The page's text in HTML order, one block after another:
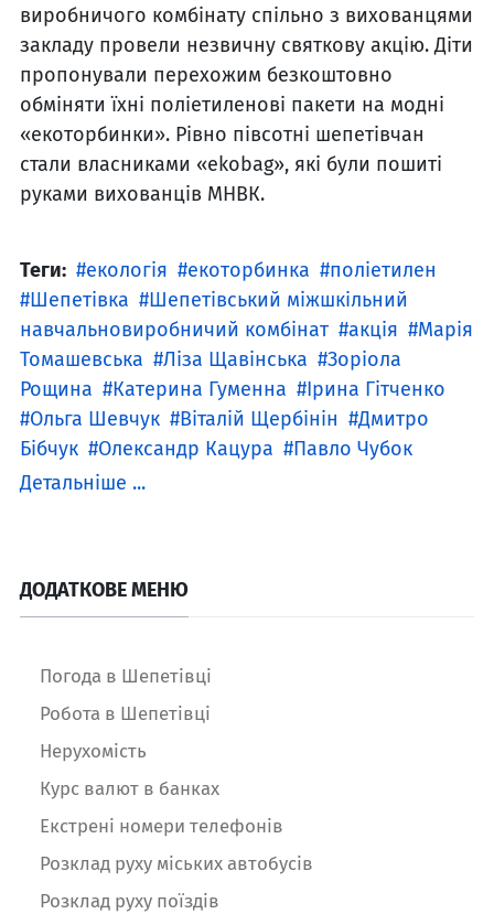
виробничого комбінату спільно з вихованцями
закладу провели незвичну святкову акцію. Діти
пропонували перехожим безкоштовно
обміняти їхні поліетиленові пакети на модні
«екоторбинки». Рівно півсотні шепетівчан
стали власниками «ekobag», які були пошиті
руками вихованців МНВК.
Теги: екологія екоторбинка
поліетилен
Шепетівка
Шепетівський міжшкільний
навчальновиробничий комбінат
акція
Марія
Томашевська
Ліза Щавінська
Зоріола
Рощина
Катерина Гуменна
Ірина Гітченко
Ольга Шевчук
Віталій Щербінін
Дмитро
Бібчук
Олександр Кацура
Павло Чубок
Детальніше ...
ДОДАТКОВЕ МЕНЮ
Погода в Шепетівці
Робота в Шепетівці
Нерухомість
Курс валют в банках
Екстрені номери телефонів
Розклад руху міських автобусів
Розклад руху поїздів